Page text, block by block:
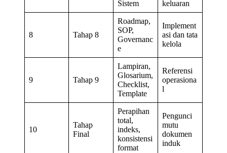
Sistem keluaran
8 Tahap 8
Roadmap,
SOP,
Governanc
e
Implement
asi dan tata
kelola
9 Tahap 9
Lampiran,
Glosarium,
Checklist,
Template
Referensi
operasiona
l
10
Tahap
Final
Perapihan
total,
indeks,
konsistensi
format
Pengunci
mutu
dokumen
induk